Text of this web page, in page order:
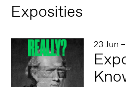
Exposities
23 Jun